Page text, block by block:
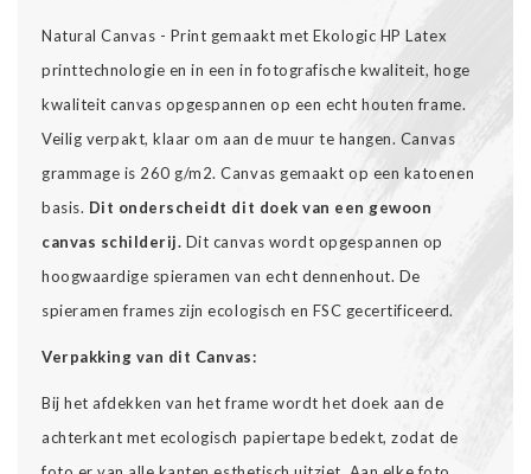
Natural Canvas - Print gemaakt met Ekologic HP Latex
printtechnologie en in een in fotografische kwaliteit, hoge
kwaliteit canvas opgespannen op een echt houten frame.
Veilig verpakt, klaar om aan de muur te hangen. Canvas
grammage is 260 g/m2. Canvas gemaakt op een katoenen
basis. Dit onderscheidt dit doek van een gewoon
canvas schilderij. Dit canvas wordt opgespannen op
hoogwaardige spieramen van echt dennenhout. De
spieramen frames zijn ecologisch en FSC gecertificeerd.
Verpakking van dit Canvas:
Bij het afdekken van het frame wordt het doek aan de
achterkant met ecologisch papiertape bedekt, zodat de